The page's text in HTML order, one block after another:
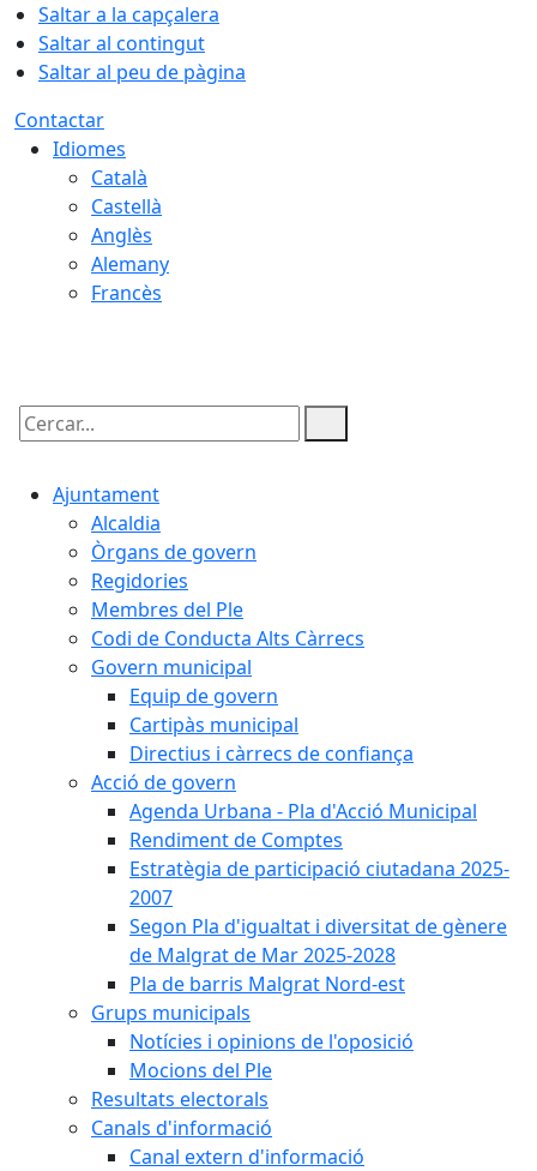
Saltar a la capçalera
Saltar al contingut
Saltar al peu de pàgina
Contactar
Idiomes
Català
Castellà
Anglès
Alemany
Francès
Cercar:
Ajuntament
Alcaldia
Òrgans de govern
Regidories
Membres del Ple
Codi de Conducta Alts Càrrecs
Govern municipal
Equip de govern
Cartipàs municipal
Directius i càrrecs de confiança
Acció de govern
Agenda Urbana - Pla d'Acció Municipal
Rendiment de Comptes
Estratègia de participació ciutadana 2025-
2007
Segon Pla d'igualtat i diversitat de gènere
de Malgrat de Mar 2025-2028
Pla de barris Malgrat Nord-est
Grups municipals
Notícies i opinions de l'oposició
Mocions del Ple
Resultats electorals
Canals d'informació
Canal extern d'informació